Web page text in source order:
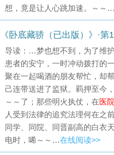
想，竟是让人心跳加速。～～…
导读：…梦也想不到，为了维护
患者的安宁，一时冲动拨打的
聚在一起喝酒的朋友帮忙，却
己连带送进了监狱。羁押至今
～～了；那些明火执仗，在医院
人受到法律的追究法理何在之
同学、同院、同晋副高的白衣
电时，唏～～…在线阅读>>